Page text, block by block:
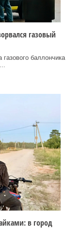
газовый
баллончика
в город